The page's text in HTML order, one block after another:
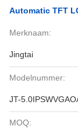
Automatic TFT
Merknaam:
Jingtai
Modelnummer:
JT-
MOQ: